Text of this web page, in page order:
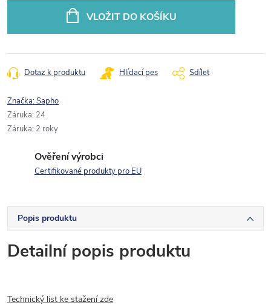
VLOŽIT DO KOŠÍKU
Dotaz k produktu Hlídací pes Sdílet
Značka:Sapho
Záruka: 24
Záruka: 2 roky
Ověření výrobci
Certifikované produkty pro EU
Popis produktu
Detailní popis produktu
Technický list ke stažení zde